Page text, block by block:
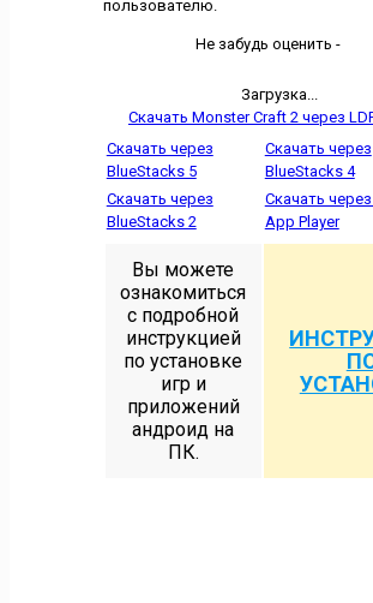
пользователю.
Не забудь оценить -
Загрузка...
Скачать Monster Craft 2 через
Скачать через
BlueStacks 5
Скачать через
BlueStacks 4
Скачать через
BlueStacks 2
Скачать
App Player
Вы можете
ознакомиться
с подробной
инструкцией
по установке
игр и
приложений
андроид на
ПК.